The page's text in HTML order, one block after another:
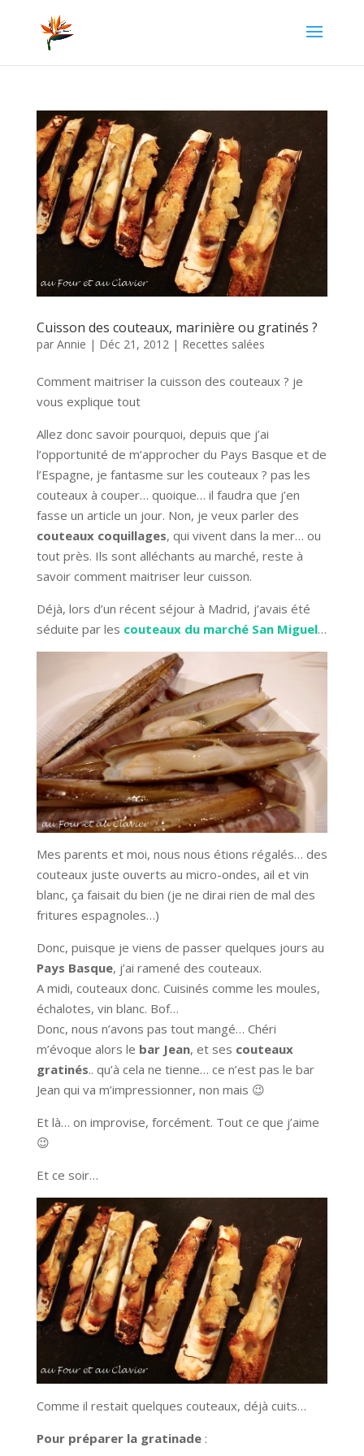
Cuisson des couteaux, marinière ou gratinés ?
par Annie | Déc 21, 2012| Recettes salées
Comment maitriser la cuisson des couteaux ? je
vous explique tout
Allez donc savoir pourquoi, depuis que j’ai
l’opportunité de m’approcher du Pays Basque et de
l’Espagne, je fantasme sur les couteaux ? pas les
couteaux à couper… quoique… il faudra que j’en
fasse un article un jour. Non, je veux parler des
couteaux coquillages, qui vivent dans la mer… ou
tout près. Ils sont alléchants au marché, reste à
savoir comment maitriser leur cuisson.
Déjà, lors d’un récent séjour à Madrid, j’avais été
séduite par les couteaux du marché San Miguel…
Mes parents et moi, nous nous étions régalés… des
couteaux juste ouverts au micro-ondes, ail et vin
blanc, ça faisait du bien (je ne dirai rien de mal des
fritures espagnoles…)
Donc, puisque je viens de passer quelques jours au
Pays Basque, j’ai ramené des couteaux.
A midi, couteaux donc. Cuisinés comme les moules,
échalotes, vin blanc. Bof…
Donc, nous n’avons pas tout mangé… Chéri
m’évoque alors le bar Jean, et ses couteaux
gratinés.. qu’à cela ne tienne… ce n’est pas le bar
Jean qui va m’impressionner, non mais 😉
Et là… on improvise, forcément. Tout ce que j’aime
😉
Et ce soir…
Comme il restait quelques couteaux, déjà cuits…
Pour préparer la gratinade: